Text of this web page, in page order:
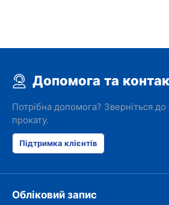
Допомога та
Потрібна допомога? Зверніться до
прокату.
Підтримка клієнтів
Обліковий запис